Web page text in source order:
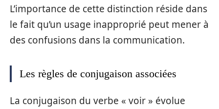
L’importance de cette distinction réside dans
le fait qu’un usage inapproprié peut mener à
des confusions dans la communication.
Les règles de conjugaison associées
La conjugaison du verbe « voir » évolue